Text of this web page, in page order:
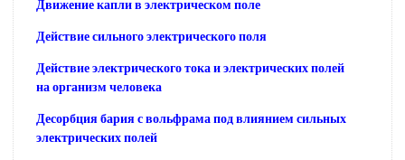
Движение капли в электрическом поле
Действие сильного электрического поля
Действие электрического тока и электрических полей
на организм человека
Десорбция бария с вольфрама под влиянием сильных
электрических полей